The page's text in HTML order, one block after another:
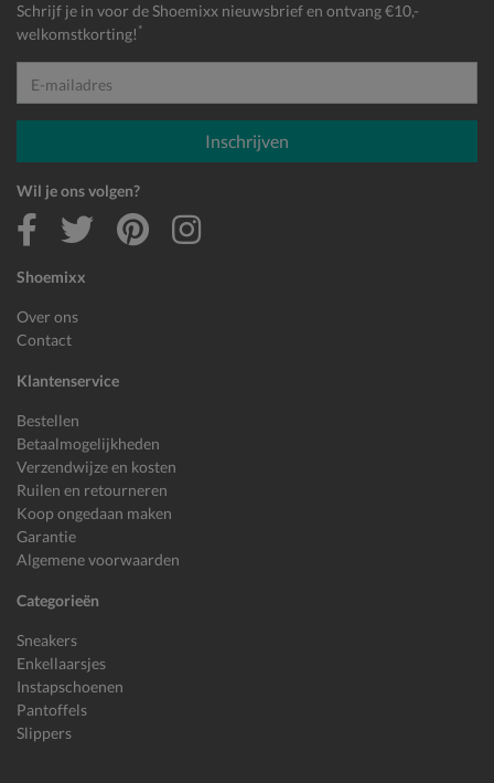
Shoemixx
Over ons
Contact
Klantenservice
Bestellen
Betaalmogelijkheden
Verzendwijze en kosten
Ruilen en retourneren
Koop ongedaan maken
Garantie
Algemene voorwaarden
Categorieën
Sneakers
Enkellaarsjes
Instapschoenen
Pantoffels
Slippers
Schrijf je in voor de Shoemixx nieuwsbrief en ontvang €10,-
welkomstkorting! *
E-mailadres
Inschrijven
Wil je ons volgen?